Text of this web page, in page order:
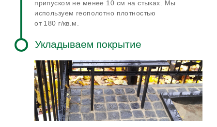
припуском не менее 10 см на стыках. Мы
используем геополотно плотностью
от 180 г/кв.м.
Укладываем покрытие